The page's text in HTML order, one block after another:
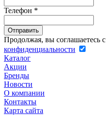
Телефон *
Продолжая, вы соглашаетесь с
конфиденциальности
Каталог
Акции
Бренды
Новости
О компании
Контакты
Карта сайта